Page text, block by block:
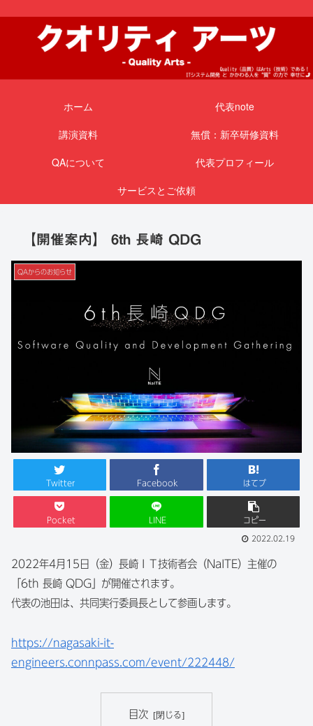
ホーム
代表note
講演資料
無償：新卒研修資料
QAについて
代表プロフィール
サービスとご依頼
【開催案内】 6th 長崎 QDG
QAからのお知らせ
Twitter Facebook はてブ
Pocket LINE コピー
2022.02.19
2022年4月15日（金）長崎ＩＴ技術者会（NaITE）主催の
「6th 長崎 QDG」が開催されます。
代表の池田は、共同実行委員長として参画します。
https://nagasaki-it-
engineers.connpass.com/event/222448/
目次